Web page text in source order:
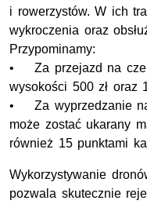
i rowerzystów. W ich
wykroczenia oraz
Przypominamy:
• Za przejazd na
wysokości 500 zł oraz
• Za wyprzedzanie
może zostać ukarany
również 15 punktami
Wykorzystywanie
pozwala skutecznie